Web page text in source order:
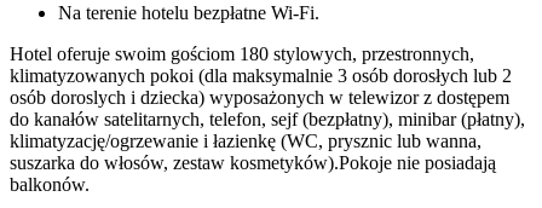
Na terenie hotelu bezpłatne Wi-Fi.
Hotel oferuje swoim gościom 180 stylowych, przestronnych,
klimatyzowanych pokoi (dla maksymalnie 3 osób dorosłych lub 2
osób doroslych i dziecka) wyposażonych w telewizor z dostępem
do kanałów satelitarnych, telefon, sejf (bezpłatny), minibar (płatny),
klimatyzację/ogrzewanie i łazienkę (WC, prysznic lub wanna,
suszarka do włosów, zestaw kosmetyków).Pokoje nie posiadają
balkonów.